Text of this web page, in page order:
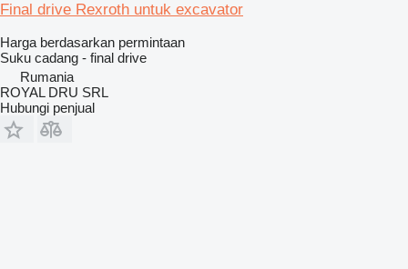
Final drive Rexroth untuk excavator
Harga berdasarkan permintaan
Suku cadang - final drive
Rumania
ROYAL DRU SRL
Hubungi penjual